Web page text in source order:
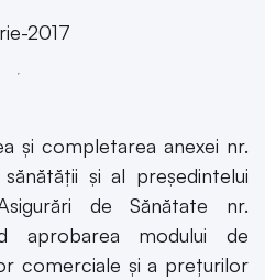
2017
și completarea anexei nr.
și al președintelui
de Sănătate nr.
aprobarea modului de
comerciale și a prețurilor